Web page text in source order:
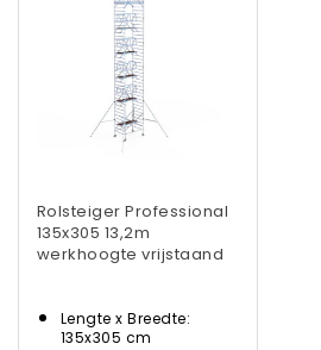
Rolsteiger Professional
135x305 13,2m
werkhoogte vrijstaand
Lengte x Breedte:
135x305 cm